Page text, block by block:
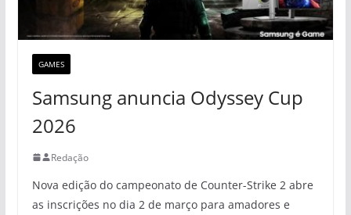
GAMES
Samsung anuncia Odyssey Cup
2026
Redação
Nova edição do campeonato de Counter-Strike 2 abre
as inscrições no dia 2 de março para amadores e